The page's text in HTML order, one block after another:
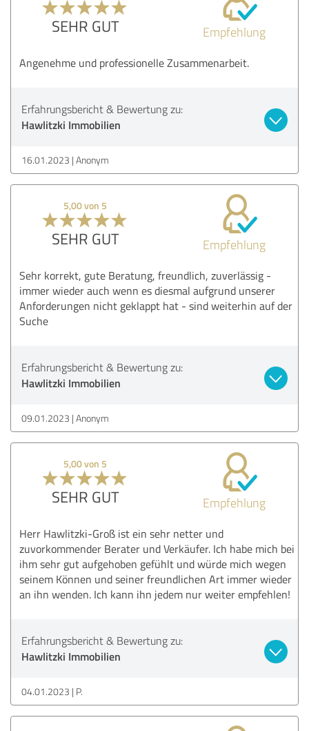
SEHR GUT Empfehlung
Angenehme und professionelle Zusammenarbeit.
Erfahrungsbericht & Bewertung zu:
Hawlitzki Immobilien
16.01.2023 Anonym
5,00 von 5
SEHR GUT Empfehlung
Sehr korrekt, gute Beratung, freundlich, zuverlässig -
immer wieder auch wenn es diesmal aufgrund unserer
Anforderungen nicht geklappt hat - sind weiterhin auf der
Suche
Erfahrungsbericht & Bewertung zu:
Hawlitzki Immobilien
09.01.2023 Anonym
5,00 von 5
SEHR GUT Empfehlung
Herr Hawlitzki-Groß ist ein sehr netter und
zuvorkommender Berater und Verkäufer. Ich habe mich bei
ihm sehr gut aufgehoben gefühlt und würde mich wegen
seinem Können und seiner freundlichen Art immer wieder
an ihn wenden. Ich kann ihn jedem nur weiter empfehlen!
Erfahrungsbericht & Bewertung zu:
Hawlitzki Immobilien
04.01.2023 P.